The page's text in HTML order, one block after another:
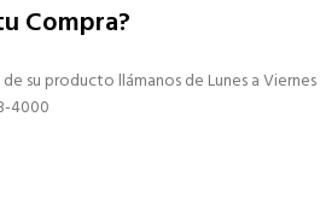
Compra?
su producto llámanos de Lunes a
4000